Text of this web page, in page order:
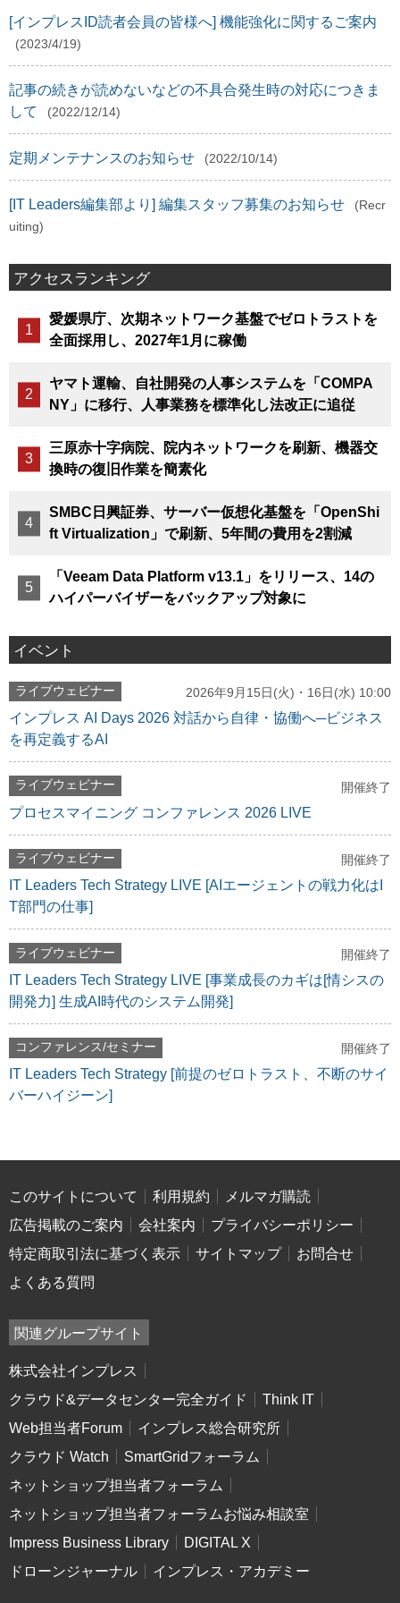
[インプレスID読者会員の皆様へ] 機能強化に関するご案内
(2023/4/19)
記事の続きが読めないなどの不具合発生時の対応につきま
して
(2022/12/14)
定期メンテナンスのお知らせ (2022/10/14)
[IT Leaders編集部より] 編集スタッフ募集のお知らせ
(Recr
uiting)
アクセスランキング
愛媛県庁、次期ネットワーク基盤でゼロトラストを
全面採用し、2027年1月に稼働
ヤマト運輸、自社開発の人事システムを「COMPA
NY」に移行、人事業務を標準化し法改正に追従
三原赤十字病院、院内ネットワークを刷新、機器交
換時の復旧作業を簡素化
SMBC日興証券、サーバー仮想化基盤を「OpenShi
ft Virtualization」で刷新、5年間の費用を2割減
「Veeam Data Platform v13.1」をリリース、14の
ハイパーバイザーをバックアップ対象に
イベント
ライブウェビナー 2026年9月15日(火)・16日(水) 10:00
インプレス AI Days 2026 対話から自律・協働へ─ビジネス
を再定義するAI
ライブウェビナー 開催終了
プロセスマイニング コンファレンス 2026 LIVE
ライブウェビナー 開催終了
IT Leaders Tech Strategy LIVE [AIエージェントの戦力化はI
T部門の仕事]
ライブウェビナー 開催終了
IT Leaders Tech Strategy LIVE [事業成長のカギは[情シスの
開発力] 生成AI時代のシステム開発]
コンファレンス/セミナー 開催終了
IT Leaders Tech Strategy [前提のゼロトラスト、不断のサイ
バーハイジーン]
このサイトについて 利用規約
メルマガ購読
広告掲載のご案内
会社案内
プライバシーポリシー
特定商取引法に基づく表示
サイトマップ
お問合せ
よくある質問
関連グループサイト
株式会社インプレス
クラウド&データセンター完全ガイド
Think IT
Web担当者Forum
インプレス総合研究所
クラウド Watch
SmartGridフォーラム
ネットショップ担当者フォーラム
ネットショップ担当者フォーラムお悩み相談室
Impress Business Library
DIGITAL X
ドローンジャーナル
インプレス・アカデミー